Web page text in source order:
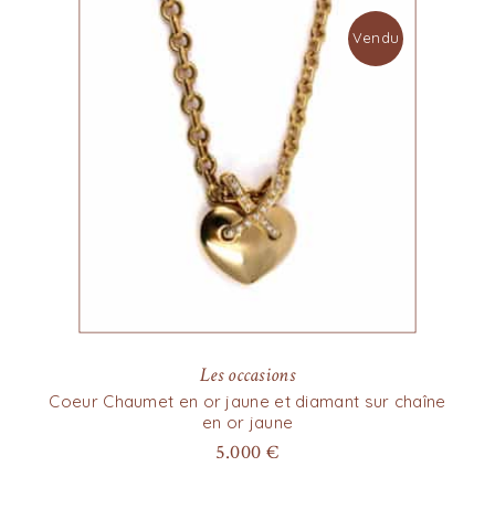
Vendu
Les occasions
Coeur Chaumet en or jaune et diamant sur chaîne
en or jaune
5.000 €